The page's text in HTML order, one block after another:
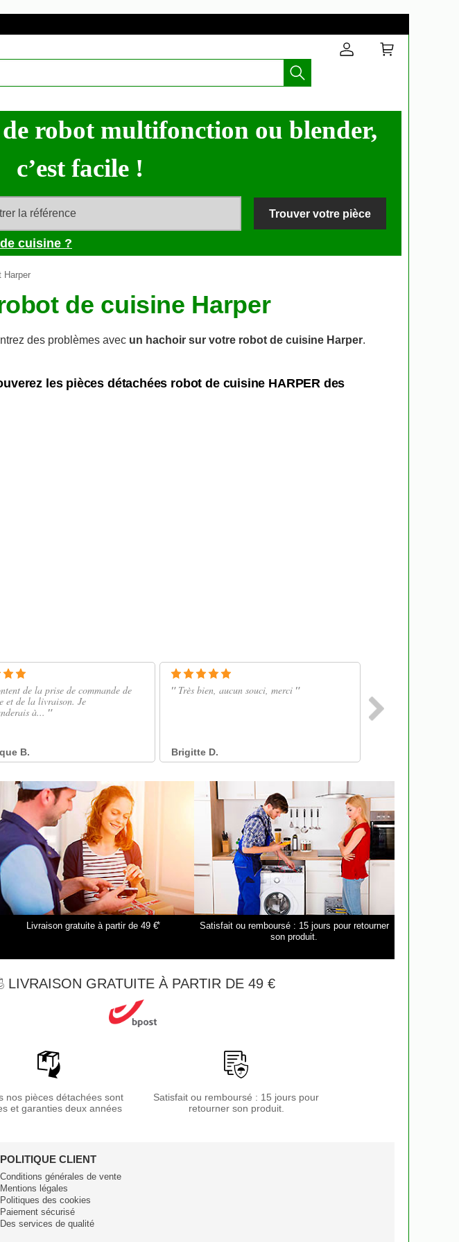
robot multifonction ou blender,
c’est facile !
Trouver votre pièce
cuisine ?
Harper
de cuisine Harper
des problèmes avec un hachoir sur votre robot de cuisine Harper.
les pièces détachées robot de cuisine HARPER des
Livraison gratuite à partir de 49 €*
Satisfait ou remboursé : 15 jours pour retourner
son produit.
LIVRAISON GRATUITE À PARTIR DE 49 €
nos pièces détachées sont
et garanties deux années
Satisfait ou remboursé : 15 jours pour
retourner son produit.
POLITIQUE CLIENT
Conditions générales de vente
Mentions légales
Politiques des cookies
Paiement sécurisé
Des services de qualité